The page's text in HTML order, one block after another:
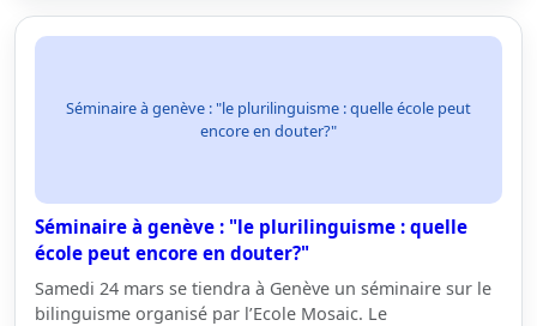
Séminaire à genève : "le plurilinguisme : quelle école peut
encore en douter?"
Séminaire à genève : "le plurilinguisme : quelle
école peut encore en douter?"
Samedi 24 mars se tiendra à Genève un séminaire sur le
bilinguisme organisé par l’Ecole Mosaic. Le